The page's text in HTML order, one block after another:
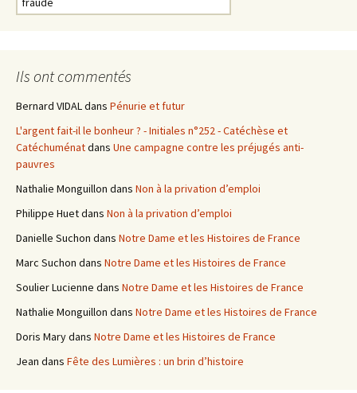
e
r
e
r
Ils ont commentés
Bernard VIDALdans Pénurie et futur
L'argent fait-il le bonheur ? - Initiales n°252 - Catéchèse et
Catéchuménatdans Une campagne contre les préjugés anti-
pauvres
Nathalie Monguillon dans Non à la privation d’emploi
Philippe Huetdans Non à la privation d’emploi
Danielle Suchon dans Notre Dame et les Histoires de France
Marc Suchon dans Notre Dame et les Histoires de France
Soulier Lucienne dans Notre Dame et les Histoires de France
Nathalie Monguillon dans Notre Dame et les Histoires de France
Doris Marydans Notre Dame et les Histoires de France
Jean dans Fête des Lumières : un brin d’histoire